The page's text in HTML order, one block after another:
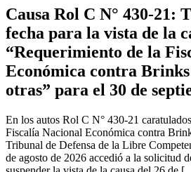
Causa Rol C N° 430-21:
fecha para la vista de la
“Requerimiento de la
Económica contra
otras” para el 30 de
En los autos Rol C N° 430-21
Fiscalía Nacional Económica contra
Tribunal de Defensa de la Libre
de agosto de 2026 accedió a la solicitud